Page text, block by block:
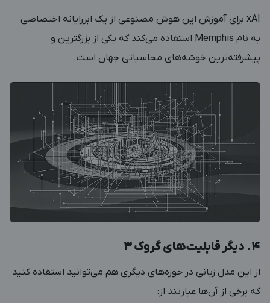
xAI برای آموزش این هوش مصنوعی از یک ابررایانه اختصاصی
به نام Memphis استفاده می‌کند که یکی از بزرگترین و
پیشرفته‌ترین خوشه‌های محاسباتی جهان است.
4. دیگر قابلیت‌های گروک 3
از این مدل زبانی در حوزه‌های دیگری هم می‌توانید استفاده کنید
که برخی از آن‌ها عبارتند از: